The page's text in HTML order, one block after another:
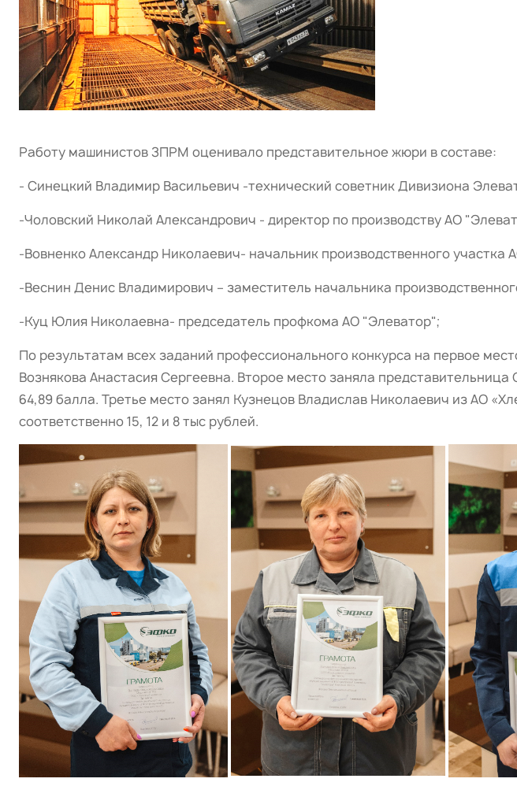
Работу машинистов ЗПРМ оценивало представительное жюри в составе:
- Синецкий Владимир Васильевич -технический советник Дивизиона
-Чоловский Николай Александрович - директор по производству АО
-Вовненко Александр Николаевич- начальник производственного участка
-Веснин Денис Владимирович – заместитель начальника
-Куц Юлия Николаевна- председатель профкома АО "Элеватор";
По результатам всех заданий профессионального конкурса на первое
Вознякова Анастасия Сергеевна. Второе место заняла
64,89 балла. Третье место занял Кузнецов Владислав Николаевич из АО
соответственно 15, 12 и 8 тыс рублей.